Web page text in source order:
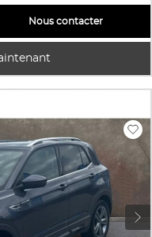
Nous contacter